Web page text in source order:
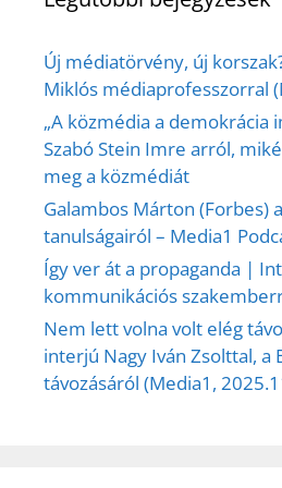
Új médiatörvény, új
Miklós médiaprofesszorral
„A közmédia a demokrácia
Szabó Stein Imre arról,
meg a közmédiát
Galambos Márton (Forbes)
tanulságairól – Media1
Így ver át a propaganda |
kommunikációs
Nem lett volna volt elég
interjú Nagy Iván Zsolttal,
távozásáról (Media1,